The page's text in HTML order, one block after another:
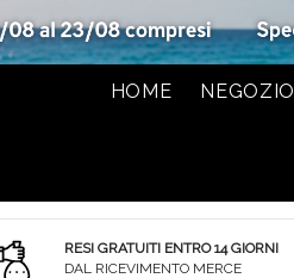
HOME NEGOZIO
RESI GRATUITI ENTRO 14 GIORNI
DAL RICEVIMENTO MERCE